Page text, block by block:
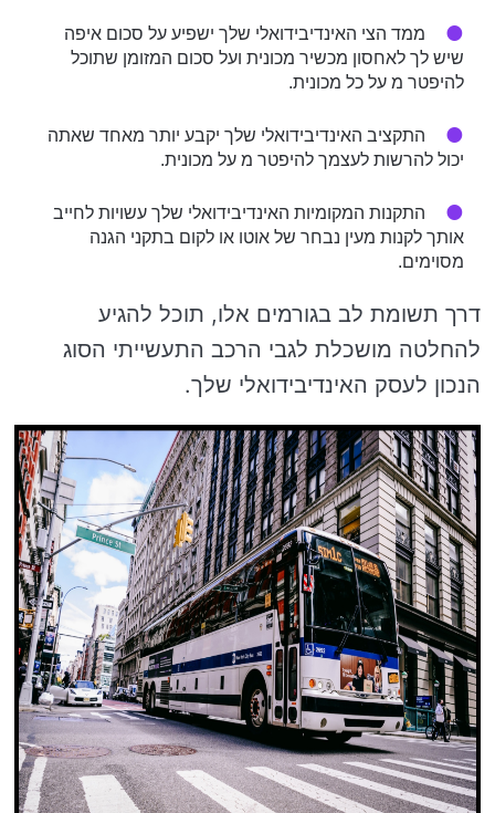
ממד הצי האינדיבידואלי שלך ישפיע על סכום איפה
שיש לך לאחסון מכשיר מכונית ועל סכום המזומן שתוכל
להיפטר מ על כל מכונית.
התקציב האינדיבידואלי שלך יקבע יותר מאחד שאתה
יכול להרשות לעצמך להיפטר מ על מכונית.
התקנות המקומיות האינדיבידואלי שלך עשויות לחייב
אותך לקנות מעין נבחר של אוטו או לקום בתקני הגנה
מסוימים.
דרך תשומת לב בגורמים אלו, תוכל להגיע
להחלטה מושכלת לגבי הרכב התעשייתי הסוג
הנכון לעסק האינדיבידואלי שלך.